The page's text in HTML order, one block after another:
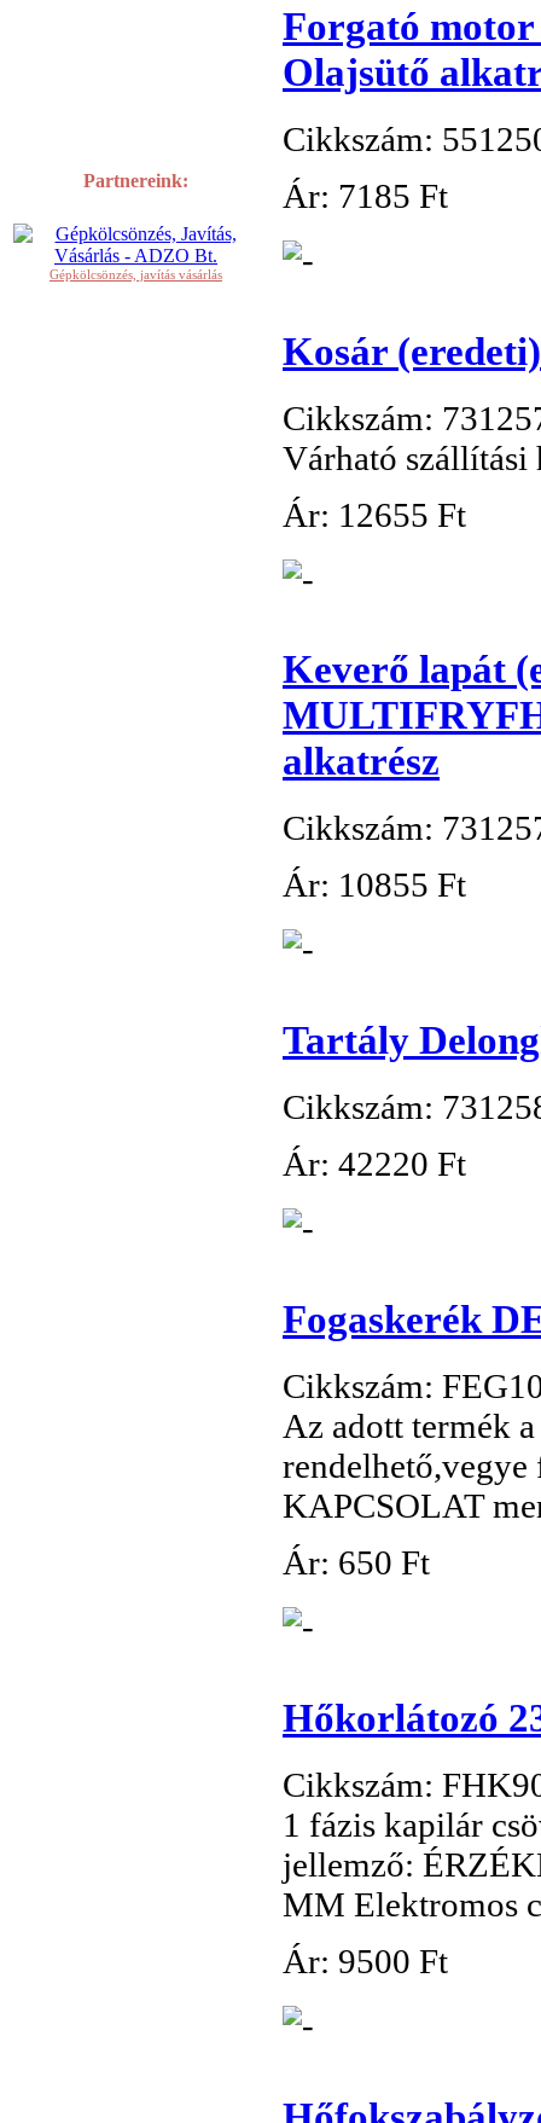
Partnereink:
Gépkölcsönzés, javítás vásárlás
Forgató
Olajsütő
Cikkszám:
Ár: 7185 Ft
Kosár
Cikkszám:
Várható szállítási
Ár: 12655 Ft
Keverő lapát
alkatrész
Cikkszám:
Ár: 10855 Ft
Tartály
Cikkszám:
Ár: 42220 Ft
Fogaskerék
Cikkszám:
Az adott termék
KAPCSOLAT
Ár: 650 Ft
Hőkorlátozó
Cikkszám:
1 fázis kapilár
jellemző:
MM Elektromos
Ár: 9500 Ft